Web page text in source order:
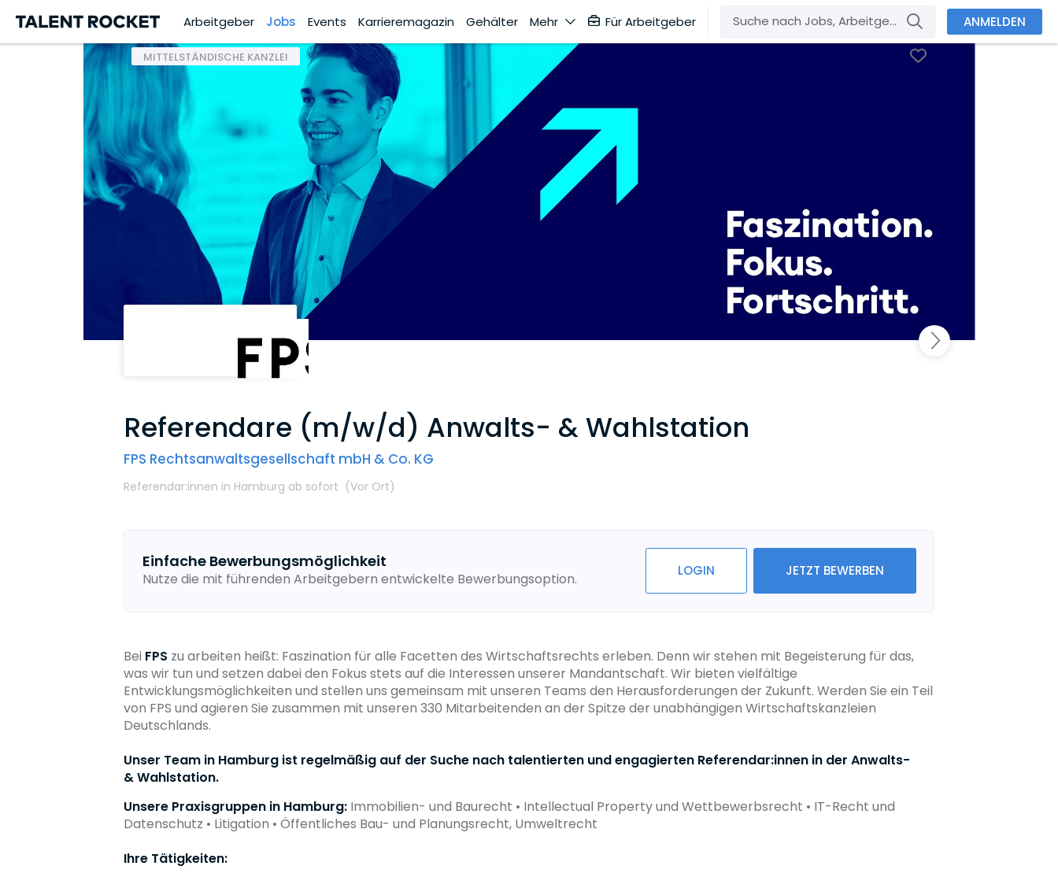
Arbeitgeber Jobs Events Karrieremagazin Gehälter Mehr Für Arbeitgeber ANMELDEN
MITTELSTÄNDISCHE KANZLEI
Referendare (m/w/d) Anwalts- & Wahlstation
FPS Rechtsanwaltsgesellschaft mbH & Co. KG
Referendar:innen in Hamburg ab sofort (Vor Ort)
Einfache Bewerbungsmöglichkeit
Nutze die mit führenden Arbeitgebern entwickelte Bewerbungsoption. LOGIN JETZT BEWERBEN
Bei FPS zu arbeiten heißt: Faszination für alle Facetten des Wirtschaftsrechts erleben. Denn wir stehen mit Begeisterung für das,
was wir tun und setzen dabei den Fokus stets auf die Interessen unserer Mandantschaft. Wir bieten vielfältige
Entwicklungsmöglichkeiten und stellen uns gemeinsam mit unseren Teams den Herausforderungen der Zukunft. Werden Sie ein Teil
von FPS und agieren Sie zusammen mit unseren 330 Mitarbeitenden an der Spitze der unabhängigen Wirtschaftskanzleien
Deutschlands.
Unser Team in Hamburg ist regelmäßig auf der Suche nach talentierten und engagierten Referendar:innen in der Anwalts-
& Wahlstation.
Unsere Praxisgruppen in Hamburg: Immobilien- und Baurecht • Intellectual Property und Wettbewerbsrecht • IT-Recht und
Datenschutz • Litigation • Öffentliches Bau- und Planungsrecht, Umweltrecht
Ihre Tätigkeiten: